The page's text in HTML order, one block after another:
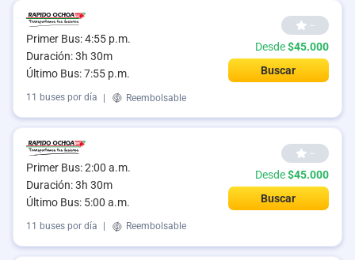
Primer Bus: 4:55 p.m.
Duración: 3h 30m
Último Bus: 7:55 p.m.
--
Desde$45.000
Buscar
11 buses por día | Reembolsable
Primer Bus: 2:00 a.m.
Duración: 3h 30m
Último Bus: 5:00 a.m.
--
Desde$45.000
Buscar
11 buses por día | Reembolsable